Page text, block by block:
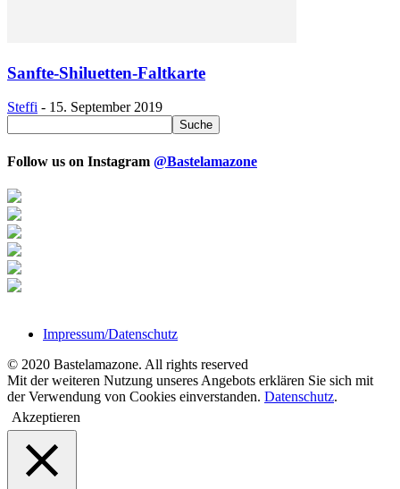
Sanfte-Shiluetten-Faltkarte
Steffi - 15. September 2019
Follow us on Instagram @Bastelamazone
Impressum/Datenschutz
© 2020 Bastelamazone. All rights reserved
Mit der weiteren Nutzung unseres Angebots erklären Sie sich mit
der Verwendung von Cookies einverstanden. Datenschutz.
Akzeptieren